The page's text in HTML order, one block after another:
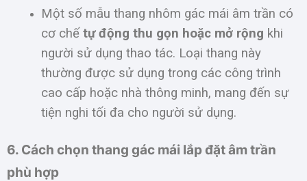
Một số mẫu thang nhôm gác mái âm trần có
cơ chếtự động thu gọn hoặc mở rộng khi
người sử dụng thao tác. Loại thang này
thường được sử dụng trong các công trình
cao cấp hoặc nhà thông minh, mang đến sự
tiện nghi tối đa cho người sử dụng.
6. Cách chọn thang gác mái lắp đặt âm trần
phù hợp